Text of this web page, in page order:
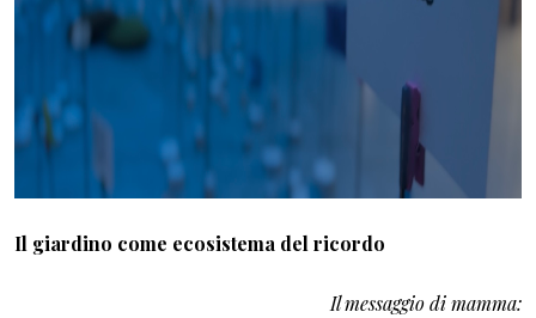
Il giardino come ecosistema del ricordo
Il messaggio di mamma: